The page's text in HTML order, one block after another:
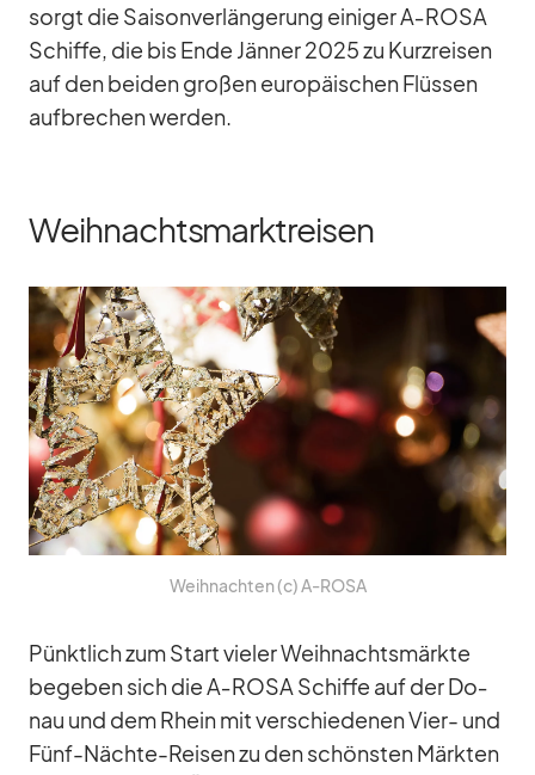
sorgt die Sai­son­ver­län­ge­rung ei­ni­ger A‑ROSA
Schiffe, die bis Ende Jän­ner 2025 zu Kurz­rei­sen
auf den bei­den gro­ßen eu­ro­päi­schen Flüs­sen
auf­bre­chen wer­den.
Weihnachtsmarktreisen
Weih­nach­ten (c) A‑ROSA
Pünkt­lich zum Start vie­ler Weih­nachts­märkte
be­ge­ben sich die A‑ROSA Schiffe auf der Do­
nau und dem Rhein mit ver­schie­de­nen Vier- und
Fünf-Nächte-Rei­sen zu den schöns­ten Märk­ten